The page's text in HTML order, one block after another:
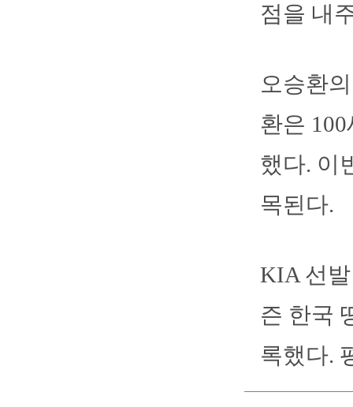
점을 내
오승환
환은
했다. 이
목된다.
KIA 선
즌 한국
록했다.